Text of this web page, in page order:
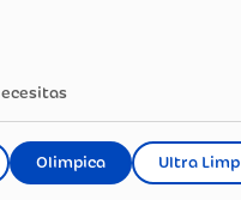
Olimpica Ultra Limp